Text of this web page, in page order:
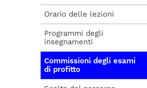
Orario delle lezioni
Programmi degli
insegnamenti
Commissioni degli esami
di profitto